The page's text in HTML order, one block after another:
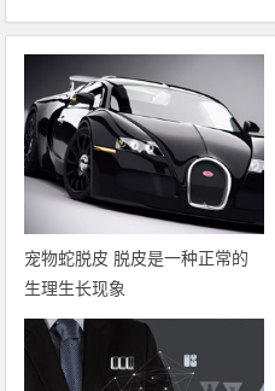
宠物蛇脱皮 脱皮是一种正常的
生理生长现象